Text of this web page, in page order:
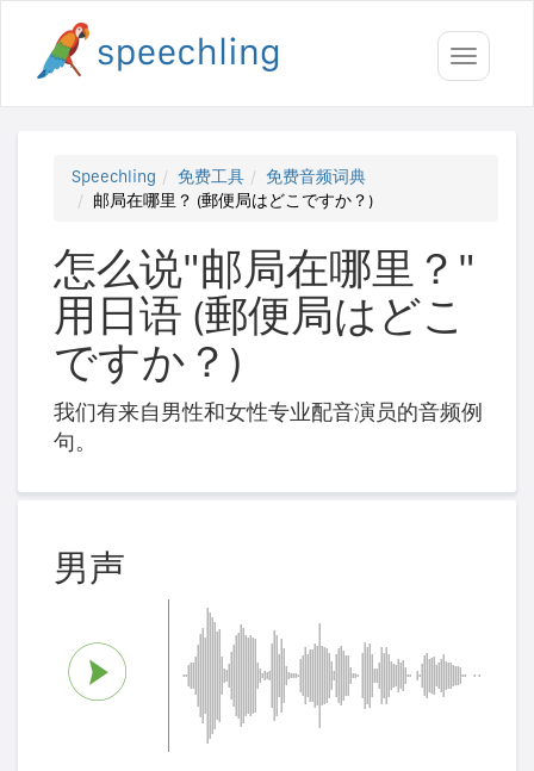
Toggle
Speechling 免费工具
免费音频词典
邮局在哪里？ (郵便局はどこですか？)
怎么说"邮局在哪里？"
用日语 (郵便局はどこ
ですか？)
我们有来自男性和女性专业配音演员的音频例
句。
男声